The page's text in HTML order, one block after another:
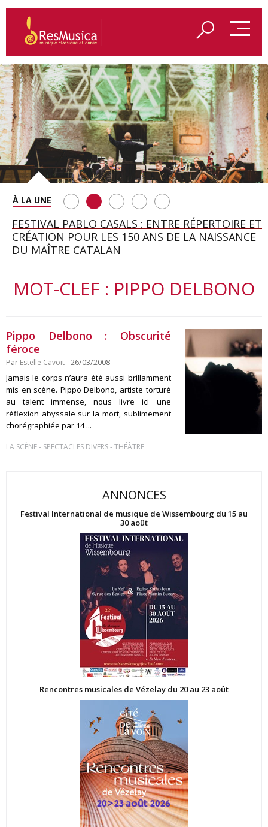
SAINT FRANÇOIS D’ASSISE À SALZBOURG, UNE
SOIRÉE IMMENSE PORTÉE PAR ROMEO
CASTELLUCCI ET MAXIME PASCAL
FESTIVAL PABLO CASALS : ENTRE RÉPERTOIRE ET
CRÉATION POUR LES 150 ANS DE LA NAISSANCE
DU MAÎTRE CATALAN
A BAYREUTH, LE 150E ANNIVERSAIRE DU RING
WAGNÉRIEN GÉNÉRÉ PAR L’IA
BETSY JOLAS FÊTE SON CENTIÈME
ANNIVERSAIRE
GEORGE BENJAMIN : « MES PARENTS AVAIENT
CETTE EXIGENCE DE L’OBJET CISELÉ »
MOT-CLEF : PIPPO DELBONO
Pippo Delbono : Obscurité
féroce
Par Estelle Cavoit- 26/03/2008
Jamais le corps n’aura été aussi brillamment
mis en scène. Pippo Delbono, artiste torturé
au talent immense, nous livre ici une
réflexion abyssale sur la mort, sublimement
chorégraphiée par 14 ...
LA SCÈNE- SPECTACLES DIVERS-THÉÂTRE
ANNONCES
Festival International de musique de Wissembourg du 15 au
30 août
Rencontres musicales de Vézelay du 20 au 23 août